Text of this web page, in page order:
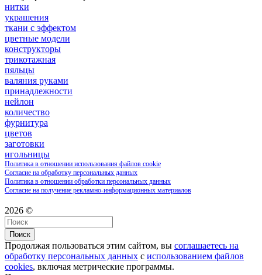
нитки
украшения
ткани с эффектом
цветные модели
конструкторы
трикотажная
пяльцы
валяния руками
принадлежности
нейлон
количество
фурнитура
цветов
заготовки
игольницы
Политика в отношении использования файлов cookie
Согласие на обработку персональных данных
Политика в отношении обработки персональных данных
Согласие на получение рекламно-информационных материалов
2026 ©
Поиск
Продолжая пользоваться этим сайтом, вы соглашаетесь на
обработку персональных данных с использованием файлов
cookies, включая метрические программы.